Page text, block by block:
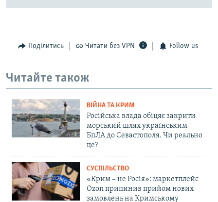
Поділитись Читати без VPN Follow us
Читайте також
ВІЙНА ТА КРИМ
Російська влада обіцяє закрити
морський шлях українським
БпЛА до Севастополя. Чи реально
це?
СУСПІЛЬСТВО
«Крим – не Росія»: маркетплейс
Ozon припинив прийом нових
замовлень на Кримському